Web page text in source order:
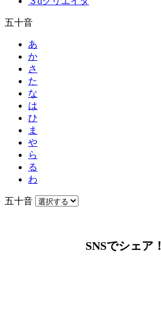
五十音
あ
か
さ
た
な
は
ひ
ま
や
ら
る
わ
五十音
SNSでシェア！